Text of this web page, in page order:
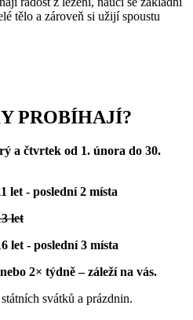
tělo a zároveň si užijí spoustu
PROBÍHAJÍ?
a čtvrtek od 1. února do 30.
let - poslední 2 místa
let
let - poslední 3 místa
2× týdně – záleží na vás.
svátků a prázdnin.